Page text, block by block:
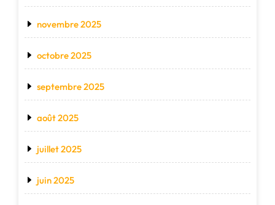
novembre 2025
octobre 2025
septembre 2025
août 2025
juillet 2025
juin 2025